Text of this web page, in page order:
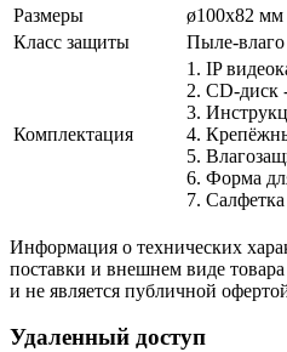
Размеры
ø100х82
Класс защиты
Пыле-
Комплектация
1. IP
2. СD-диск
3.
4.
5.
6. Форма
7.
Информация о технических
поставки и внешнем виде
и не является публичной
Удаленный доступ